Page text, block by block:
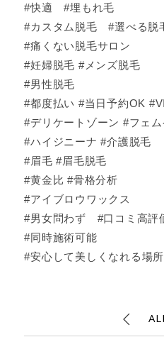
#快適 #埋もれ毛
#カスタム脱毛 #選べる脱
#痛くない脱毛サロン
#妊婦脱毛 #メンズ脱毛
#男性脱毛
#都度払い #当日予約OK
#デリケートゾーン #フェム
#ハイジニーナ #介護脱毛
#眉毛 #眉毛脱毛
#黄金比 #骨格分析
#アイブロウワックス
#男女問わず #口コミ高評
#同時施術可能
#安心して美しくなれる場所